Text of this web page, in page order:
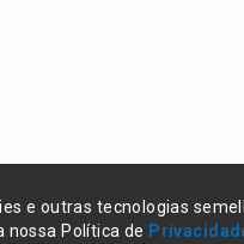
e outras tecnologias
nossa Política de